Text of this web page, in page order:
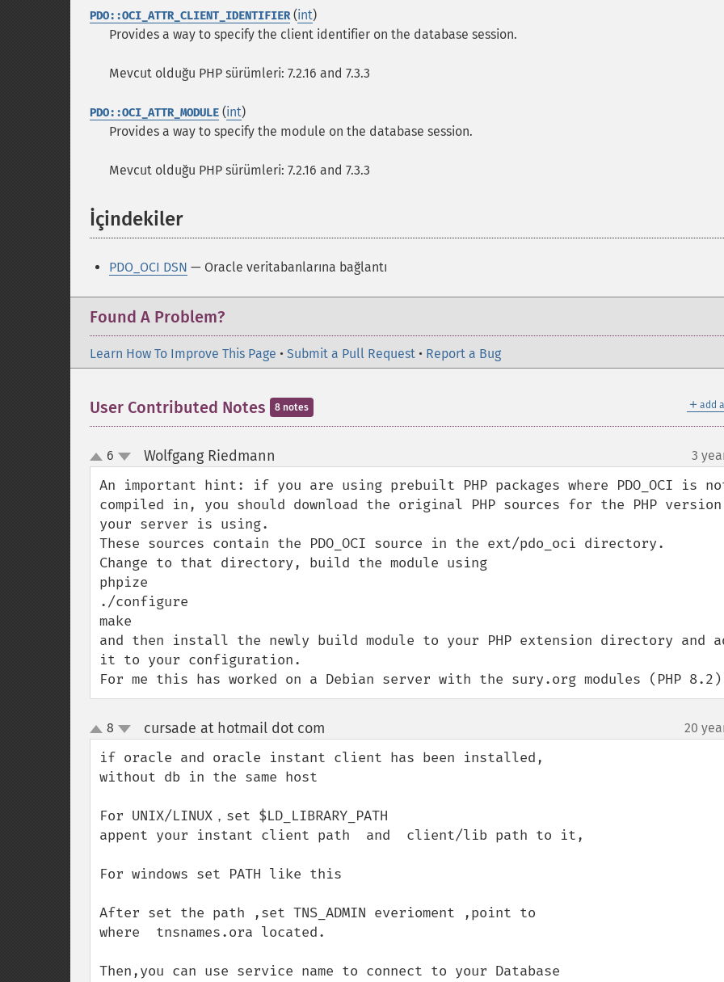
PDO::OCI_ATTR_CLIENT_IDENTIFIER(int)
Provides a way to specify the client identifier on the database session.
Mevcut olduğu PHP sürümleri: 7.2.16 and 7.3.3
PDO::OCI_ATTR_MODULE (int)
Provides a way to specify the module on the database session.
Mevcut olduğu PHP sürümleri: 7.2.16 and 7.3.3
İçindekiler¶
PDO_OCI DSN — Oracle veritabanlarına bağlantı
Found A Problem?
Learn How To Improve This Page • Submit a Pull Request • Report a Bug
＋ add
User Contributed Notes 8 notes
up
down
6 Wolfgang Riedmann 3
An important hint: if you are using prebuilt PHP packages where PDO_OCI is
compiled in, you should download the original PHP sources for the PHP version
your server is using.
These sources contain the PDO_OCI source in the ext/pdo_oci directory.
Change to that directory, build the module using
phpize
./configure
make
and then install the newly build module to your PHP extension directory and
it to your configuration.
For me this has worked on a Debian server with the sury.org modules (PHP
up
down
8 cursade at hotmail dot com 20
if oracle and oracle instant client has been installed,
without db in the same host
For UNIX/LINUX，set $LD_LIBRARY_PATH
appent your instant client path  and  client/lib path to it,
For windows set PATH like this
After set the path ,set TNS_ADMIN everioment ,point to
where  tnsnames.ora located.
Then,you can use service name to connect to your Database